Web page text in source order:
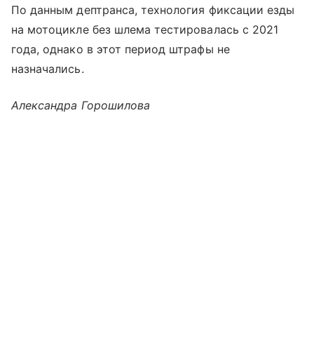
По данным дептранса, технология фиксации езды
на мотоцикле без шлема тестировалась с 2021
года, однако в этот период штрафы не
назначались.
Александра Горошилова